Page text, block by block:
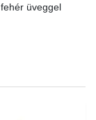
üveggel